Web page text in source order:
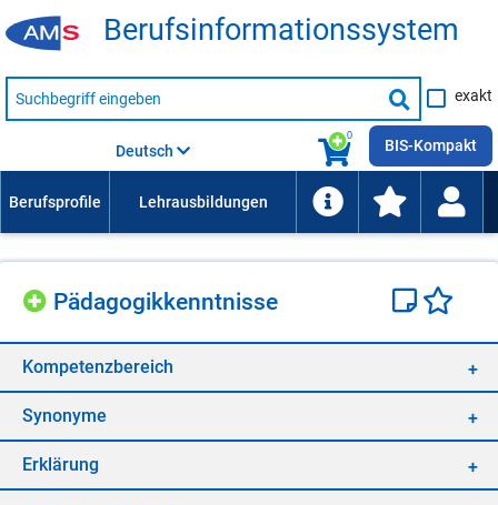
Be­rufs­in­for­ma­ti­ons­sys­tem
Suche
nach
Suche
starten
exakt
0
Deutsch BIS-Kompakt
Päd­ago­gik­kennt­nis­se
Kom­pe­tenz­be­reich
Syn­ony­me
Er­klä­rung